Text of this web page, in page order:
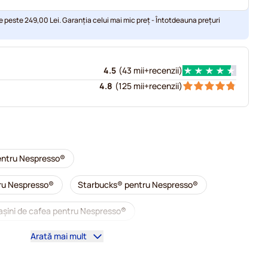
peste 249,00 Lei. Garanția celui mai mic preț - Întotdeauna prețuri
4.5 (43 mii+recenzii)
4.8 (125 mii+recenzii)
Nespresso®
Nespresso® Starbucks® pentru Nespresso®
de cafea pentru Nespresso®
Capsule cafea illy pentru Nespresso®
Arată mai mult